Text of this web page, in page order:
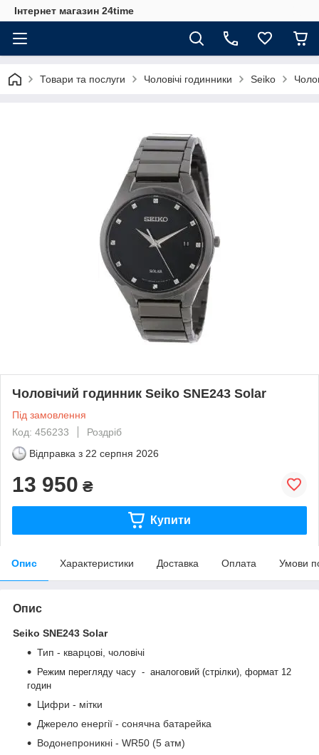
Інтернет магазин 24time
Товари та послуги Чоловічі годинники Seiko
Чоловічий годинник Seiko SNE243 Solar
Під замовлення
Код: 456233
Роздріб
Відправка з 22 серпня 2026
13 950 ₴
Купити
Опис Характеристики Доставка Оплата Умови
Опис
Seiko SNE243 Solar
Тип - кварцові, чоловічі
Режим перегляду часу - аналоговий (стрілки), формат 12
годин
Цифри - мітки
Джерело енергії - сонячна батарейка
Водонепроникні - WR50 (5 атм)